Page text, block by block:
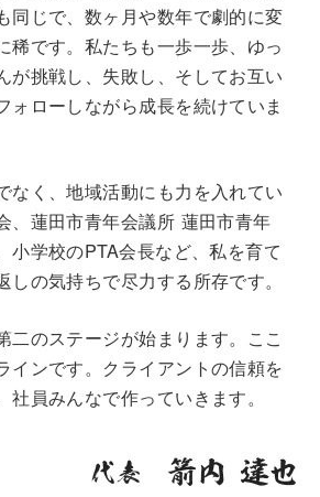
同じで、数ヶ月や数年で劇的に変
稀です。私たちも一歩一歩、ゆっ
が挑戦し、失敗し、そしてお互い
ォローしながら成長を続けていま
なく、地域活動にも力を入れてい
、蓮田市青年会議所 蓮田市青年
小学校のPTA会長など、私を育て
の気持ちで尽力する所存です。
二のステージが始まります。ここ
インです。クライアントの信頼を
員みんなで作っていきます。